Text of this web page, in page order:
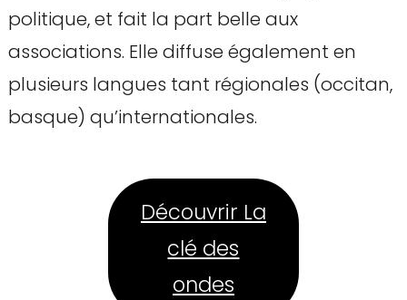
politique, et fait la part belle aux
associations. Elle diffuse également en
plusieurs langues tant régionales (occitan,
basque) qu’internationales.
Découvrir La
clé des
ondes